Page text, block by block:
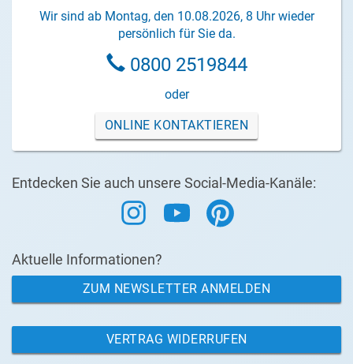
Wir sind ab Montag, den 10.08.2026, 8 Uhr wieder
persönlich für Sie da.
0800 2519844
oder
ONLINE KONTAKTIEREN
Entdecken Sie auch unsere Social-Media-Kanäle:
Aktuelle Informationen?
ZUM NEWSLETTER ANMELDEN
VERTRAG WIDERRUFEN